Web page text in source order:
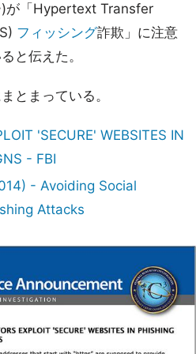
)が「Hypertext Transfer
フィッシング詐欺」に注意
と伝えた。
とまっている。
'SECURE' WEBSITES IN
- FBI
- Avoiding Social
Attacks